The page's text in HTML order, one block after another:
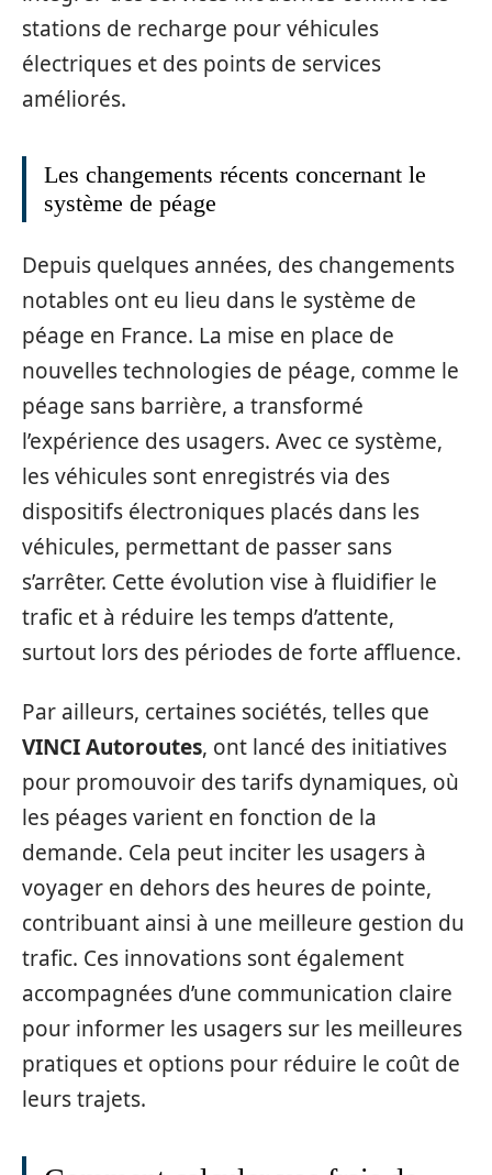
stations de recharge pour véhicules
électriques et des points de services
améliorés.
Les changements récents concernant le
système de péage
Depuis quelques années, des changements
notables ont eu lieu dans le système de
péage en France. La mise en place de
nouvelles technologies de péage, comme le
péage sans barrière, a transformé
l’expérience des usagers. Avec ce système,
les véhicules sont enregistrés via des
dispositifs électroniques placés dans les
véhicules, permettant de passer sans
s’arrêter. Cette évolution vise à fluidifier le
trafic et à réduire les temps d’attente,
surtout lors des périodes de forte affluence.
Par ailleurs, certaines sociétés, telles que
VINCI Autoroutes, ont lancé des initiatives
pour promouvoir des tarifs dynamiques, où
les péages varient en fonction de la
demande. Cela peut inciter les usagers à
voyager en dehors des heures de pointe,
contribuant ainsi à une meilleure gestion du
trafic. Ces innovations sont également
accompagnées d’une communication claire
pour informer les usagers sur les meilleures
pratiques et options pour réduire le coût de
leurs trajets.